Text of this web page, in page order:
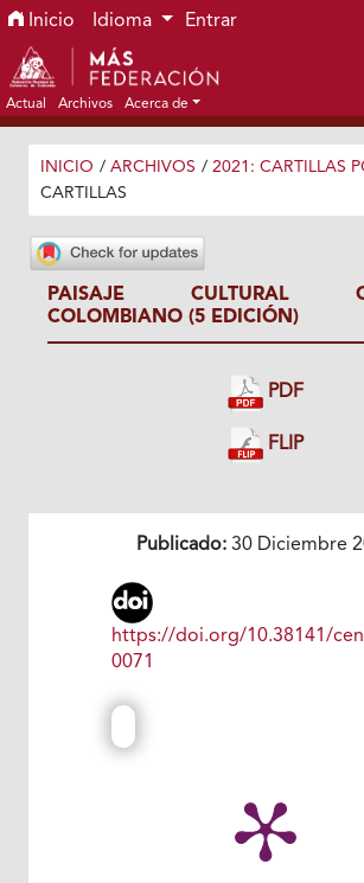
Ir al menú de navegación principal
Ir al contenido principal
Ir al pie de página del sitio
Inicio Idioma Entrar
Actual Archivos Acerca de
INICIO / ARCHIVOS / 2021: CARTILLAS
CARTILLAS
PAISAJE CULTURAL
COLOMBIANO (5 EDICIÓN)
PDF
FLIP
Publicado: 30 Diciembre
https://doi.org/10.38141/
0071